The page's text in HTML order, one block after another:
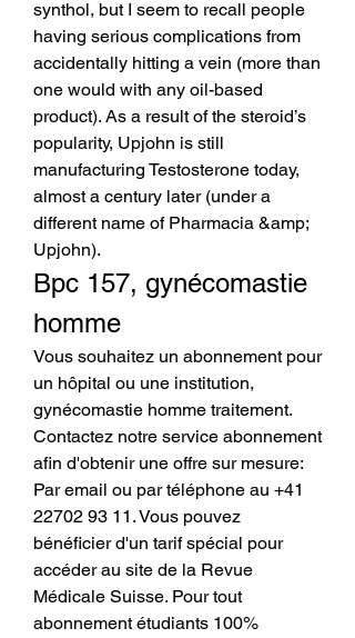
synthol, but I seem to recall people
having serious complications from
accidentally hitting a vein (more than
one would with any oil-based
product). As a result of the steroid’s
popularity, Upjohn is still
manufacturing Testosterone today,
almost a century later (under a
different name of Pharmacia &amp;
Upjohn).
Bpc 157, gynécomastie
homme
Vous souhaitez un abonnement pour
un hôpital ou une institution,
gynécomastie homme traitement.
Contactez notre service abonnement
afin d'obtenir une offre sur mesure:
Par email ou par téléphone au +41
22702 93 11. Vous pouvez
bénéficier d'un tarif spécial pour
accéder au site de la Revue
Médicale Suisse. Pour tout
abonnement étudiants 100%